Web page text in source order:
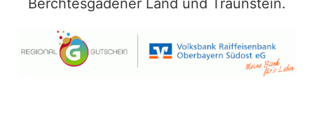
Berchtesgadener Land und Traunstein.